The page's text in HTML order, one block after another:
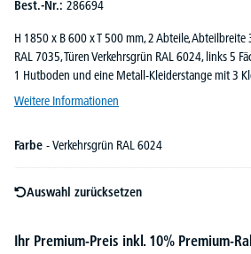
Best.-Nr.: 286694
H 1850 x B 600 x T 500 mm, 2 Abteile,
RAL 7035, Türen Verkehrsgrün RAL 6024, links 5
1 Hutboden und eine Metall-Kleiderstange mit 3
Weitere Informationen
Farbe - Verkehrsgrün RAL 6024
Auswahl zurücksetzen
Ihr Premium-Preis inkl. 10% Premium-